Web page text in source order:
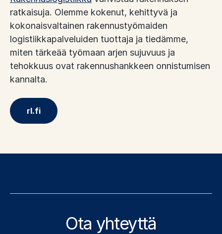
ratkaisuja. Olemme kokenut, kehittyvä ja
kokonaisvaltainen rakennustyömaiden
logistiikkapalveluiden tuottaja ja tiedämme,
miten tärkeää työmaan arjen sujuvuus ja
tehokkuus ovat rakennushankkeen onnistumisen
kannalta.
rl.fi
Ota yhteyttä